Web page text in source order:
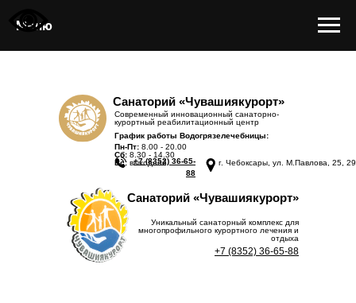
Меню
Санаторий «Чувашиякурорт»
Современный инновационный санаторно-
курортный реабилитационный центр
График работы Водогрязелечебницы:
Пн-Пт: 8.00 - 20.00
Сб: 8.30 - 14.30
Вс: выходной г. Чебоксары, ул. М.Павлова, 25, 29
+7 (8352) 36-65-
88
Санаторий «Чувашиякурорт»
+7 (8352) 36-65-88
Уникальный санаторный комплекс для
многопрофильного курортного лечения и
отдыха